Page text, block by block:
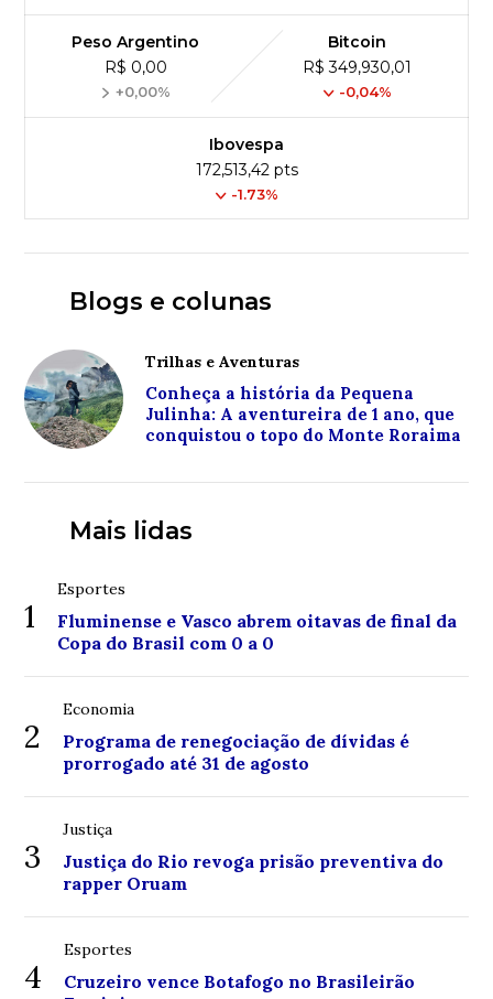
Peso Argentino
R$ 0,00
+0,00%
Bitcoin
R$ 349,930,01
-0,04%
Ibovespa
172,513,42 pts
-1.73%
Blogs e colunas
Trilhas e Aventuras
Conheça a história da Pequena
Julinha: A aventureira de 1 ano, que
conquistou o topo do Monte Roraima
Mais lidas
1
Esportes
Fluminense e Vasco abrem oitavas de final da
Copa do Brasil com 0 a 0
2
Economia
Programa de renegociação de dívidas é
prorrogado até 31 de agosto
3
Justiça
Justiça do Rio revoga prisão preventiva do
rapper Oruam
4
Esportes
Cruzeiro vence Botafogo no Brasileirão